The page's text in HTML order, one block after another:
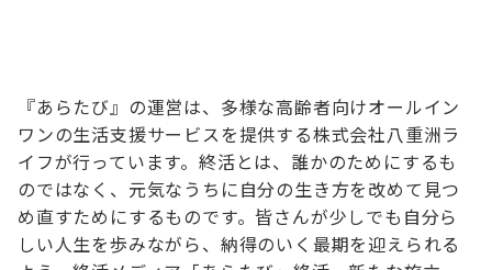
『あらたび』の運営は、多様な高齢者向けオールイン
ワンの生活支援サービスを提供する株式会社八重洲ラ
イフが行っています。終活とは、誰かのためにするも
のではなく、元気なうちに自分の生き方を改めて見つ
め直すためにするものです。皆さんが少しでも自分ら
しい人生を歩みながら、納得のいく最期を迎えられる